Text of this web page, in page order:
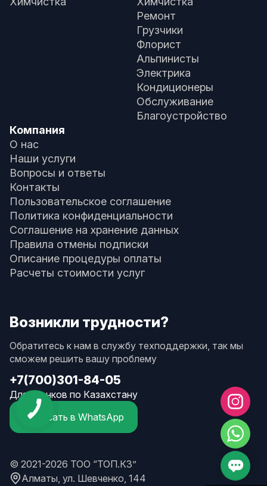
Ремонт
Грузчики
Флорист
Альпинисты
Электрика
Кондиционеры
Обслуживание
Благоустройство
Компания
О нас
Наши услуги
Вопросы и ответы
Контакты
Пользовательское соглашение
Политика конфиденциальности
Соглашение на хранение данных
Правила отмены подписки
Описание процедуры оплаты
Расчеты стоимости услуг
Возникли трудности?
Обратитесь к нам в службу техподдержки, так мы
сможем решить вашу проблему
+7(700)301-84-05
Для звонков по Казахстану
Написать в WhatsApp
© 2021-2026 ТОО “ТОП.КЗ”
Алматы, ул. Шевченко, 144